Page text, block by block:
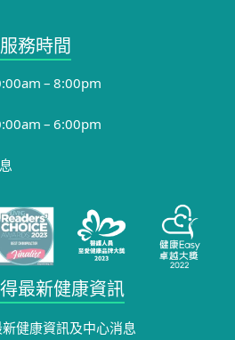
服務時間​
– 8:00pm
– 6:00pm
最新健康資訊
健康資訊及中心消息